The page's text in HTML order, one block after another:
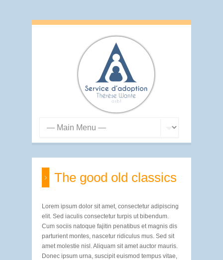
The good old classics
Lorem ipsum dolor sit amet, consectetur adipiscing
elit. Sed iaculis consectetur turpis ut bibendum.
Cum sociis natoque fajitin penatibus et magnis dis
parturient montes, nascetur ridiculus mus. Sed sit
amet molestie nisl. Aliquam sit amet auctor mauris.
Donec ipsum urna, suscipit euismod tempus vitae,